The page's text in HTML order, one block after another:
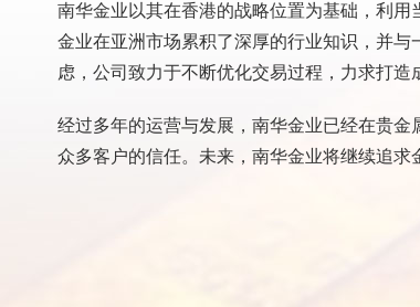
南华金业以其在香港的战略位置为基础，利
金业在亚洲市场累积了深厚的行业知识，并
虑，公司致力于不断优化交易过程，力求打造
经过多年的运营与发展，南华金业已经在贵
众多客户的信任。未来，南华金业将继续追求